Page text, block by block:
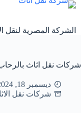
التجاوز
الشركة المصرية لنقل
شركات نقل اثاث بالرحاب
ديسمبر 18, 2024
شركات نقل